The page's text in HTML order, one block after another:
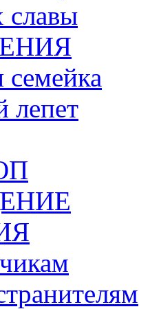
славы
семейка
лепет